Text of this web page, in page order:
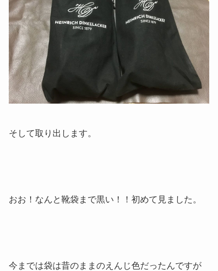
そして取り出します。
おお！なんと靴袋まで黒い！！初めて見ました。
今までは袋は昔のままのえんじ色だったんですが